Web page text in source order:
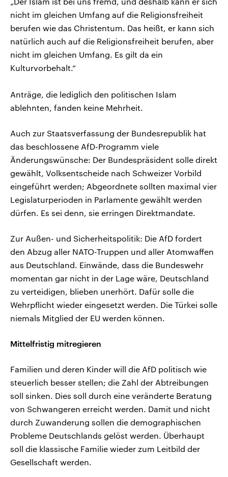
nicht im gleichen Umfang auf die Religionsfreiheit
berufen wie das Christentum. Das heißt, er kann sich
natürlich auch auf die Religionsfreiheit berufen, aber
nicht im gleichen Umfang. Es gilt da ein
Kulturvorbehalt.“
Anträge, die lediglich den politischen Islam
ablehnten, fanden keine Mehrheit.
Auch zur Staatsverfassung der Bundesrepublik hat
das beschlossene AfD-Programm viele
Änderungswünsche: Der Bundespräsident solle direkt
gewählt, Volksentscheide nach Schweizer Vorbild
eingeführt werden; Abgeordnete sollten maximal vier
Legislaturperioden in Parlamente gewählt werden
dürfen. Es sei denn, sie erringen Direktmandate.
Zur Außen- und Sicherheitspolitik: Die AfD fordert
den Abzug aller NATO-Truppen und aller Atomwaffen
aus Deutschland. Einwände, dass die Bundeswehr
momentan gar nicht in der Lage wäre, Deutschland
zu verteidigen, blieben unerhört. Dafür solle die
Wehrpflicht wieder eingesetzt werden. Die Türkei solle
niemals Mitglied der EU werden können.
Mittelfristig mitregieren
Familien und deren Kinder will die AfD politisch wie
steuerlich besser stellen; die Zahl der Abtreibungen
soll sinken. Dies soll durch eine veränderte Beratung
von Schwangeren erreicht werden. Damit und nicht
durch Zuwanderung sollen die demographischen
Probleme Deutschlands gelöst werden. Überhaupt
soll die klassische Familie wieder zum Leitbild der
Gesellschaft werden.